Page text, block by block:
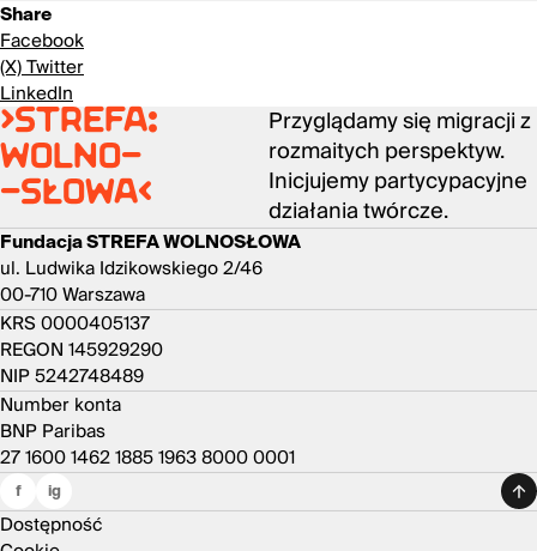
Share
Facebook
(X) Twitter
LinkedIn
>strefa:
wolno-
-słowa<
Przyglądamy się migracji z
rozmaitych perspektyw.
Inicjujemy partycypacyjne
działania twórcze.
Fundacja STREFA WOLNOSŁOWA
ul. Ludwika Idzikowskiego 2/46
00-710 Warszawa
KRS 0000405137
REGON 145929290
NIP 5242748489
Number konta
BNP Paribas
27 1600 1462 1885 1963 8000 0001
f ig
Dostępność